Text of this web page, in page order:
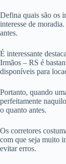
Defina quais são os
interesse de
antes.
É interessante
Irmãos – RS é
disponíveis para
Portanto, quando
perfeitamente
o quanto antes.
Os corretores
com que seja muito
evitar erros.